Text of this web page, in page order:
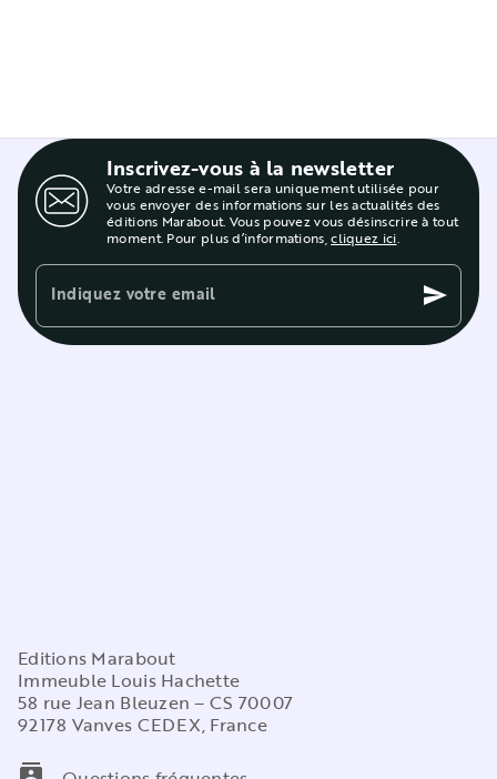
Inscrivez-vous à la newsletter
Votre adresse e-mail sera uniquement utilisée pour
vous envoyer des informations sur les actualités des
éditions Marabout. Vous pouvez vous désinscrire à tout
moment. Pour plus d’informations,cliquez ici
Indiquez votre email send
Editions Marabout
Immeuble Louis Hachette
58 rue Jean Bleuzen – CS 70007
92178 Vanves CEDEX, France